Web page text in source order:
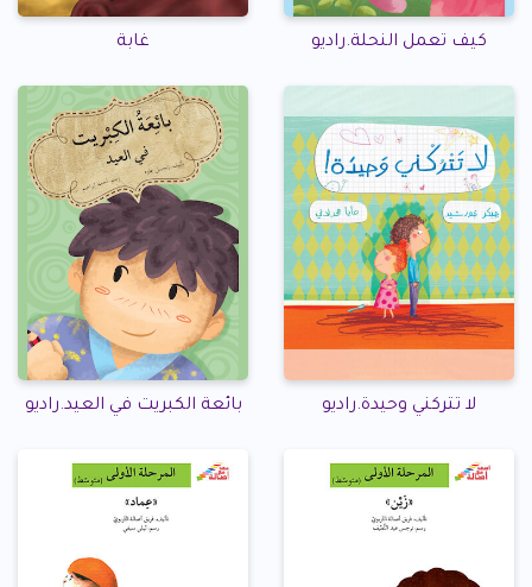
كيف تعمل النحلة.راديو غابة
لا تتركني وحيدة.راديو بائعة الكبريت في العيد.راديو